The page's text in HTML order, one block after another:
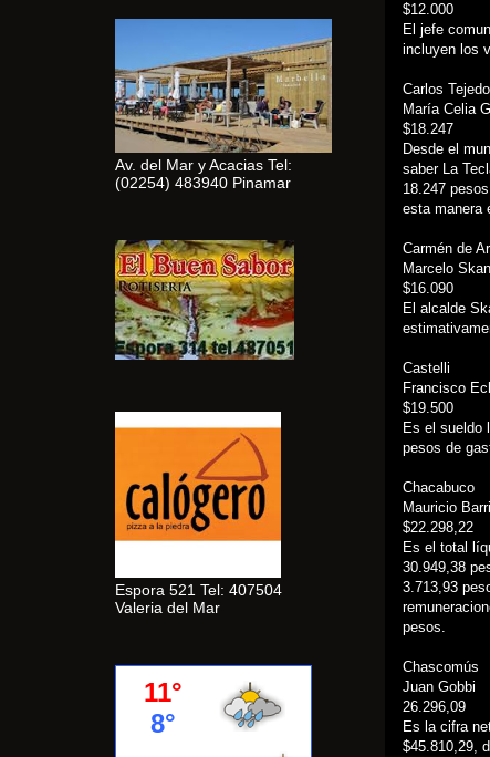
$12.000
El jefe
incluyen los
Carlos
María Celia
$18.247
Desde el
saber La
18.247
esta manera
Carmén de
Marcelo
$16.090
El alcalde
Castelli
Francisco
$19.500
Es el sueldo
pesos de
Chacabuco
Mauricio
$22.298,22
Es el total
30.949,38
3.713,93
pesos.
Chascomús
Juan Gobbi
26.296,09
Es la cifra
$45.810,29,
Av. del Mar y Acacias Tel:
(02254) 483940 Pinamar
Espora 521 Tel: 407504
Valeria del Mar